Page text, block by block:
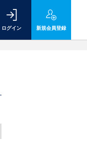
ログイン 新規会員登録